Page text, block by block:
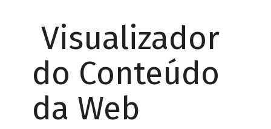
Visualizador
do Conteúdo
da Web